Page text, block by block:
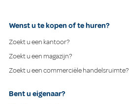
Wenst u te kopen of te huren?
Zoekt u een kantoor?
Zoekt u een magazijn?
Zoekt u een commerciële handelsruimte?
Bent u eigenaar?